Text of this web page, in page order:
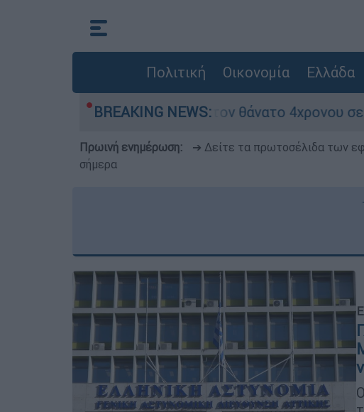
Πολιτική Οικονομία Ελλάδα
BREAKING NEWS:
μετά τον θάνατο 4χρονου σε πισίνα beach
Πρωινή ενημέρωση: ➔ Δείτε τα πρωτοσέλιδα των
σήμερα